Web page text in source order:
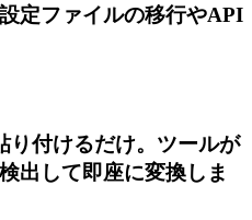
定ファイルの移行やAPI
り付けるだけ。ツールが
出して即座に変換しま